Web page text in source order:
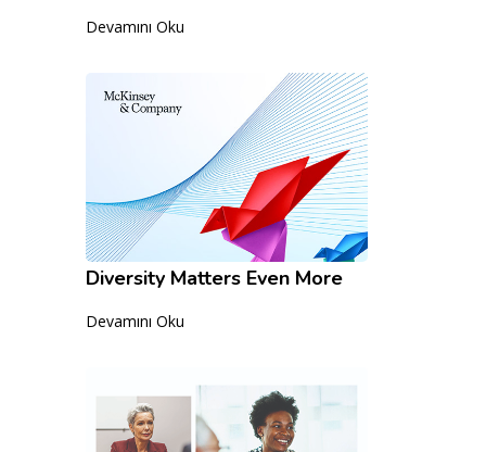
Devamını Oku
Diversity Matters Even More
Devamını Oku